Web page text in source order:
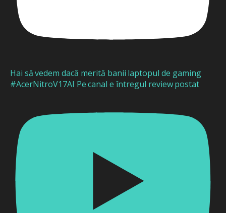
Hai să vedem dacă merită banii laptopul de gaming
#AcerNitroV17AI Pe canal e întregul review postat